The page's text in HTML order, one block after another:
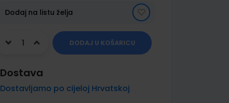
Dodaj na listu želja
DODAJ U KOŠARICU
Dostava
Dostavljamo po cijeloj Hrvatskoj